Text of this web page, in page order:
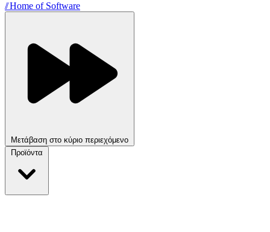
//Home of Software
Μετάβαση στο κύριο περιεχόμενο
Προϊόντα